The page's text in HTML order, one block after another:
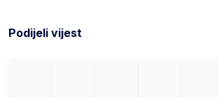
Podijeli vijest